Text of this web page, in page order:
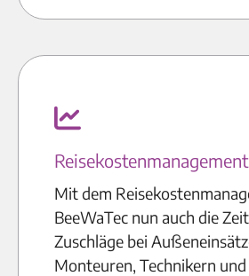
Reisekostenmanagement
Mit dem
BeeWaTec nun auch die
Zuschläge bei
Monteuren, Technikern und